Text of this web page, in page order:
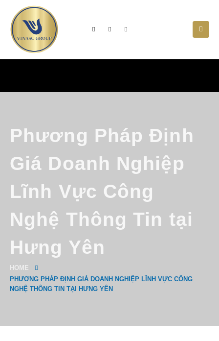
Phương Pháp Định
Giá Doanh Nghiệp
Lĩnh Vực Công
Nghệ Thông Tin tại
Hưng Yên
HOME
PHƯƠNG PHÁP ĐỊNH GIÁ DOANH NGHIỆP LĨNH VỰC CÔNG
NGHỆ THÔNG TIN TẠI HƯNG YÊN